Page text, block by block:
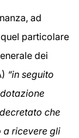
ad
particolare
dei
“in seguito
che
ricevere gli